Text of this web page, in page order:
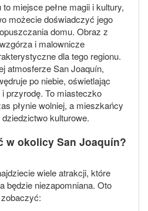
miejsce pełne magii i kultury,
możecie doświadczyć jego
domu. Obraz z
i malownicze
dla tego regionu.
atmosferze San Joaquín,
po niebie, oświetlając
przyrodę. To miasteczko
płynie wolniej, a mieszkańcy
kulturowe.
w okolicy San Joaquín?
wiele atrakcji, które
będzie niezapomniana. Oto